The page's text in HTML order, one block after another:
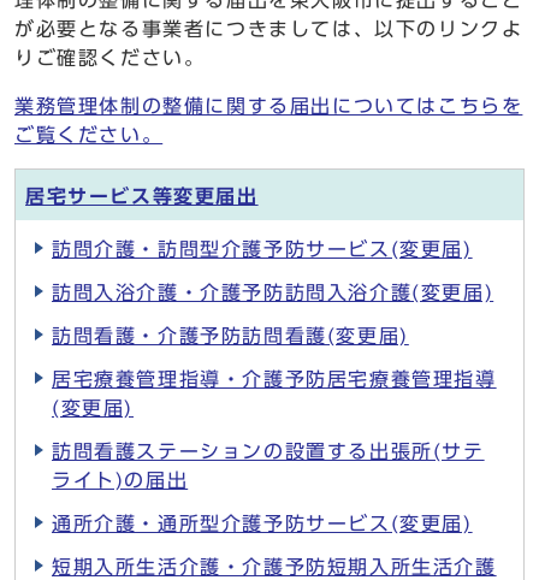
が必要となる事業者につきましては、以下のリンクよ
りご確認ください。
業務管理体制の整備に関する届出についてはこちらを
ご覧ください。
居宅サービス等変更届出
訪問介護・訪問型介護予防サービス(変更届)
訪問入浴介護・介護予防訪問入浴介護(変更届)
訪問看護・介護予防訪問看護(変更届)
居宅療養管理指導・介護予防居宅療養管理指導
(変更届)
訪問看護ステーションの設置する出張所(サテ
ライト)の届出
通所介護・通所型介護予防サービス(変更届)
短期入所生活介護・介護予防短期入所生活介護